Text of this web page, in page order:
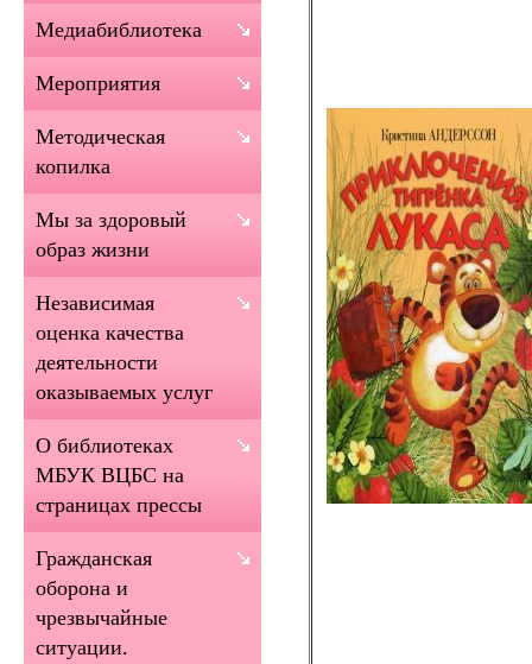
Медиабиблиотека
Мероприятия
Методическая
копилка
Мы за здоровый
образ жизни
Независимая
оценка качества
деятельности
оказываемых услуг
О библиотеках
МБУК ВЦБС на
страницах прессы
Гражданская
оборона и
чрезвычайные
ситуации.